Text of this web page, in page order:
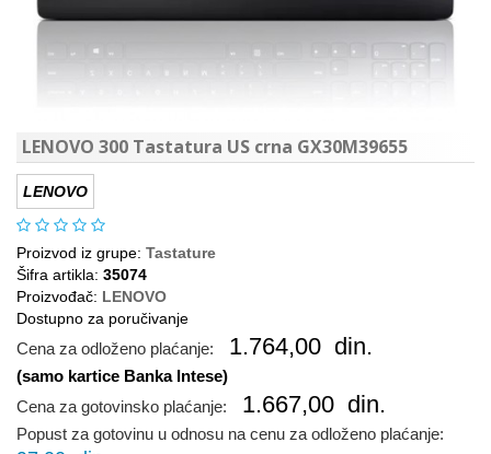
LENOVO 300 Tastatura US crna GX30M39655
LENOVO
Proizvod iz grupe: Tastature
Šifra artikla: 35074
Proizvođač: LENOVO
Dostupno za poručivanje
Cena za odloženo plaćanje: 1.764,00 din.
(samo kartice Banka Intese)
Cena za gotovinsko plaćanje:
1.667,00 din.
Popust za gotovinu u odnosu na cenu za odloženo plaćanje: